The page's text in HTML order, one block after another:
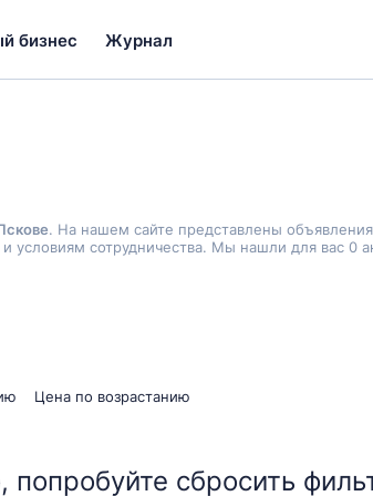
бизнес Журнал
. На нашем сайте представлены
сотрудничества. Мы нашли для вас 0
Цена по возрастанию
сбросить